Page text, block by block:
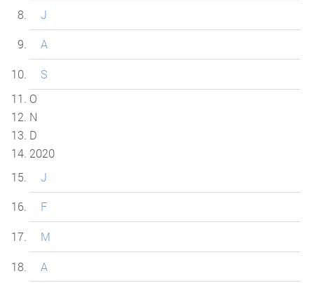
J
A
S
O
N
D
2020
J
F
M
A